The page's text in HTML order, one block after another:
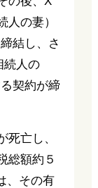
人の妻）
結し、さ
続人の
契約が締
死亡し、
総額約５
、その有